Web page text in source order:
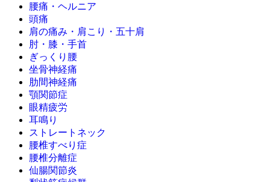
腰痛・ヘルニア
頭痛
肩の痛み・肩こり・五十肩
肘・膝・手首
ぎっくり腰
坐骨神経痛
肋間神経痛
顎関節症
眼精疲労
耳鳴り
ストレートネック
腰椎すべり症
腰椎分離症
仙腸関節炎